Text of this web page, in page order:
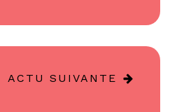
ACTU SUIVANTE